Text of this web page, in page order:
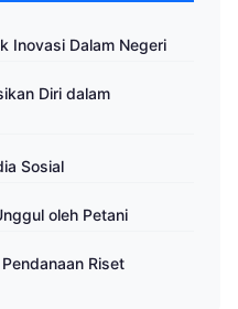
Inovasi Dalam Negeri
Diri dalam
Sosial
oleh Petani
Riset